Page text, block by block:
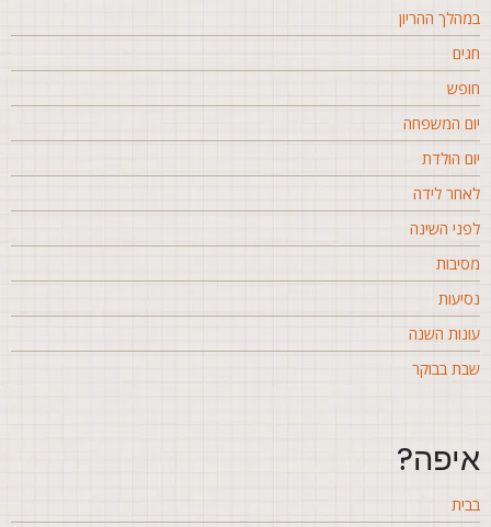
ההריון
המשפחה
הולדת
לידה
השינה
השנה
בבוקר